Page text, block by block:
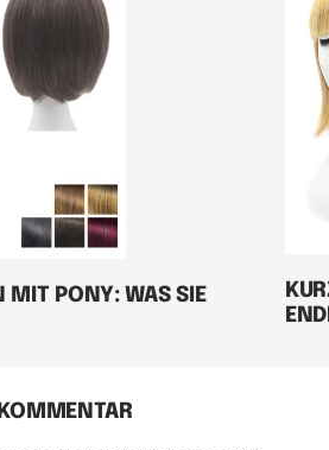
MIT PONY: WAS SIE